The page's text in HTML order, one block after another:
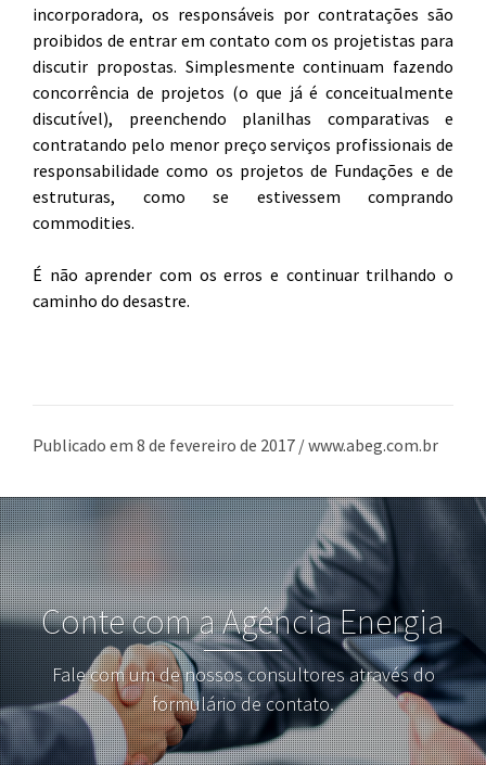
incorporadora, os responsáveis por contratações são
proibidos de entrar em contato com os projetistas para
discutir propostas. Simplesmente continuam fazendo
concorrência de projetos (o que já é conceitualmente
discutível), preenchendo planilhas comparativas e
contratando pelo menor preço serviços profissionais de
responsabilidade como os projetos de Fundações e de
estruturas, como se estivessem comprando
commodities.
É não aprender com os erros e continuar trilhando o
caminho do desastre.
Publicado em 8 de fevereiro de 2017 / www.abeg.com.br
Conte com a Agência Energia
Fale com um de nossos consultores através do
formulário de contato.